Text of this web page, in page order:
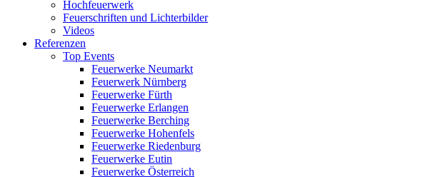
Hochfeuerwerk
Feuerschriften und Lichterbilder
Videos
Referenzen
Top Events
Feuerwerke Neumarkt
Feuerwerk Nürnberg
Feuerwerke Fürth
Feuerwerke Erlangen
Feuerwerke Berching
Feuerwerke Hohenfels
Feuerwerke Riedenburg
Feuerwerke Eutin
Feuerwerke Österreich